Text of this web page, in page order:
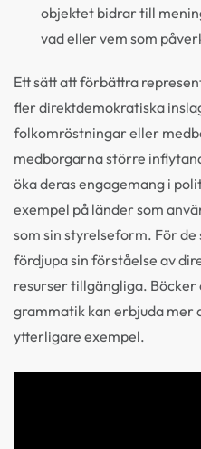
objektet bidrar till
vad eller vem som
Ett sätt att förbättra
fler direktdemokratiska
folkomröstningar eller
medborgarna större
öka deras engagemang i
exempel på länder som
som sin styrelseform. För
fördjupa sin förståelse av
resurser tillgängliga. Böcker
grammatik kan erbjuda
ytterligare exempel.